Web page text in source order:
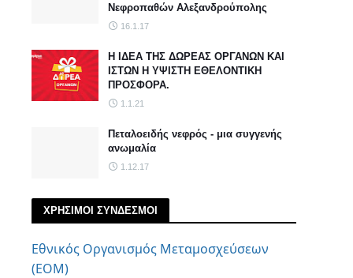
Νεφροπαθών Αλεξανδρούπολης
16.1.17
Η ΙΔΕΑ ΤΗΣ ΔΩΡΕΑΣ ΟΡΓΑΝΩΝ ΚΑΙ
ΙΣΤΩΝ Η ΥΨΙΣΤΗ ΕΘΕΛΟΝΤΙΚΗ
ΠΡΟΣΦΟΡΑ.
1.1.21
Πεταλοειδής νεφρός - μια συγγενής
ανωμαλία
1.12.17
ΧΡΗΣΙΜΟΙ ΣΥΝΔΕΣΜΟΙ
Εθνικός Οργανισμός Μεταμοσχεύσεων
(ΕΟΜ)